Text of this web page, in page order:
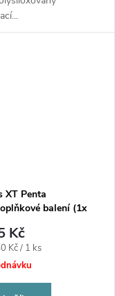
XT Penta
balení (1x
Kč
Kč / 1 ks